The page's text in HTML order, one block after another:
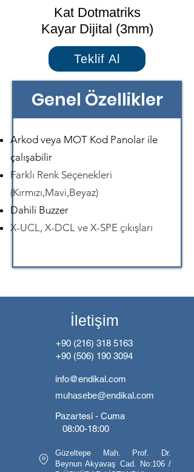
Kat Dotmatriks
Kayar Dijital (3mm)
Teklif Al
Genel Özellikler
Arkod veya MOT Kod Panolar ile
çalışabilir
Farklı Renk Seçenekleri
(Kırmızı,Mavi,Beyaz)
Dahili Buzzer
X-UCL, X-DCL ve X-SPE çıkışları
İletişim
+90 (216) 318 5163
+90 (506) 190 3094
info@endikal.com
muhasebe@endikal.com
Pazartesi - Cuma
08:00-18:00
Güzeltepe Mah. Prof. Dr.
Beynun Akyavaş Cad. No:106 /